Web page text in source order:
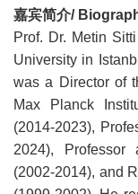
嘉宾简介/
Prof. Dr. Metin
University in
was a Director of
Max Planck
(2014-2023),
2024), Professor
(2002-2014), and